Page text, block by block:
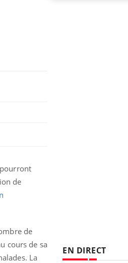
de
de
cours de sa
La
EN DIRECT